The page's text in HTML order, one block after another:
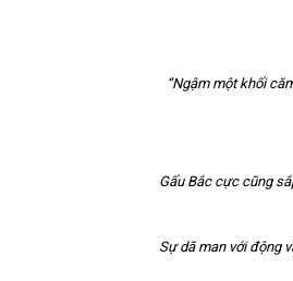
“Ngậm một khối
Gấu Bắc cực cũng
Sự dã man với động